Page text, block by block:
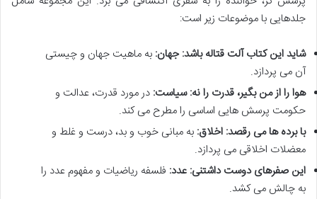
جلدهایی با موضوعات زیر است:
شاید این کتاب آلت قتاله باشد: جهان: به ماهیت جهان و چیستی
آن می پردازد.
هوا را از من بگیر، قدرت را نه: سیاست: در مورد قدرت، عدالت و
حکومت پرسش هایی اساسی را مطرح می کند.
با برده ها می رقصد: اخلاق: به مبانی خوب و بد، درست و غلط و
معضلات اخلاقی می پردازد.
این صفرهای دوست داشتنی: عدد: فلسفه ریاضیات و مفهوم عدد را
به چالش می کشد.